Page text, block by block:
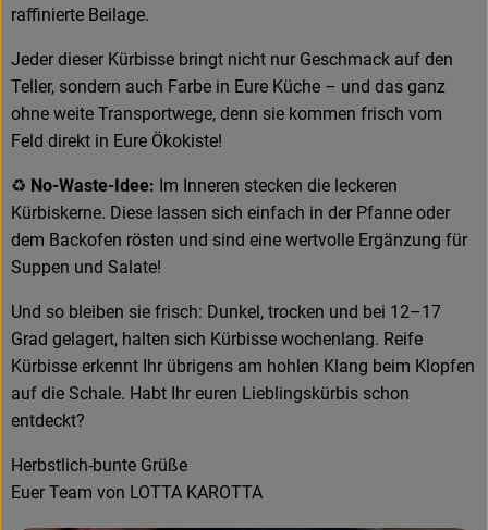
raffinierte Beilage.
Jeder dieser Kürbisse bringt nicht nur Geschmack auf den
Teller, sondern auch Farbe in Eure Küche – und das ganz
ohne weite Transportwege, denn sie kommen frisch vom
Feld direkt in Eure Ökokiste!
♻️ No-Waste-Idee: Im Inneren stecken die leckeren
Kürbiskerne. Diese lassen sich einfach in der Pfanne oder
dem Backofen rösten und sind eine wertvolle Ergänzung für
Suppen und Salate!
Und so bleiben sie frisch: Dunkel, trocken und bei 12–17
Grad gelagert, halten sich Kürbisse wochenlang. Reife
Kürbisse erkennt Ihr übrigens am hohlen Klang beim Klopfen
auf die Schale. Habt Ihr euren Lieblingskürbis schon
entdeckt?
Herbstlich-bunte Grüße
Euer Team von LOTTA KAROTTA